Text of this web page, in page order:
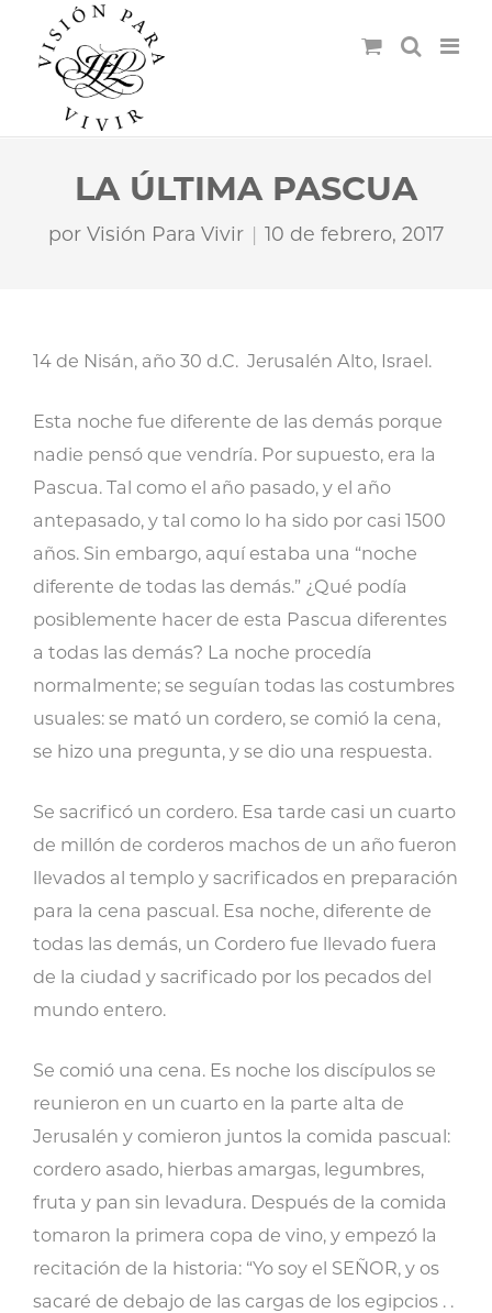
LA ÚLTIMA PASCUA
por Visión Para Vivir 10 de febrero, 2017
14 de Nisán, año 30 d.C. Jerusalén Alto, Israel.
Esta noche fue diferente de las demás porque
nadie pensó que vendría. Por supuesto, era la
Pascua. Tal como el año pasado, y el año
antepasado, y tal como lo ha sido por casi 1500
años. Sin embargo, aquí estaba una “noche
diferente de todas las demás.” ¿Qué podía
posiblemente hacer de esta Pascua diferentes
a todas las demás? La noche procedía
normalmente; se seguían todas las costumbres
usuales: se mató un cordero, se comió la cena,
se hizo una pregunta, y se dio una respuesta.
Se sacrificó un cordero. Esa tarde casi un cuarto
de millón de corderos machos de un año fueron
llevados al templo y sacrificados en preparación
para la cena pascual. Esa noche, diferente de
todas las demás, un Cordero fue llevado fuera
de la ciudad y sacrificado por los pecados del
mundo entero.
Se comió una cena. Es noche los discípulos se
reunieron en un cuarto en la parte alta de
Jerusalén y comieron juntos la comida pascual:
cordero asado, hierbas amargas, legumbres,
fruta y pan sin levadura. Después de la comida
tomaron la primera copa de vino, y empezó la
recitación de la historia: “Yo soy el SEÑOR, y os
sacaré de debajo de las cargas de los egipcios . .